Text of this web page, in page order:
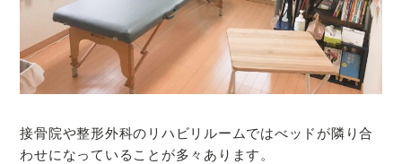
接骨院や整形外科のリハビリルームではべッドが隣り合
わせになっていることが多々あります。